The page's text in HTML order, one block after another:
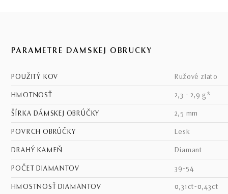
PARAMETRE DÁMSKEJ OBRÚČKY
POUŽITÝ KOV ružové zlato
HMOTNOSŤ 2,3 - 2,9 g*
ŠÍRKA DÁMSKEJ OBRÚČKY 2,5 mm
POVRCH OBRÚČKY lesk
DRAHÝ KAMEŇ diamant
POČET DIAMANTOV 39-54
HMOSTNOSŤ DIAMANTOV 0,31ct-0,43ct